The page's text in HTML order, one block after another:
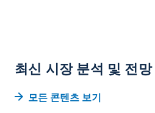
최신 시장 분석 및 전망
모든 콘텐츠 보기